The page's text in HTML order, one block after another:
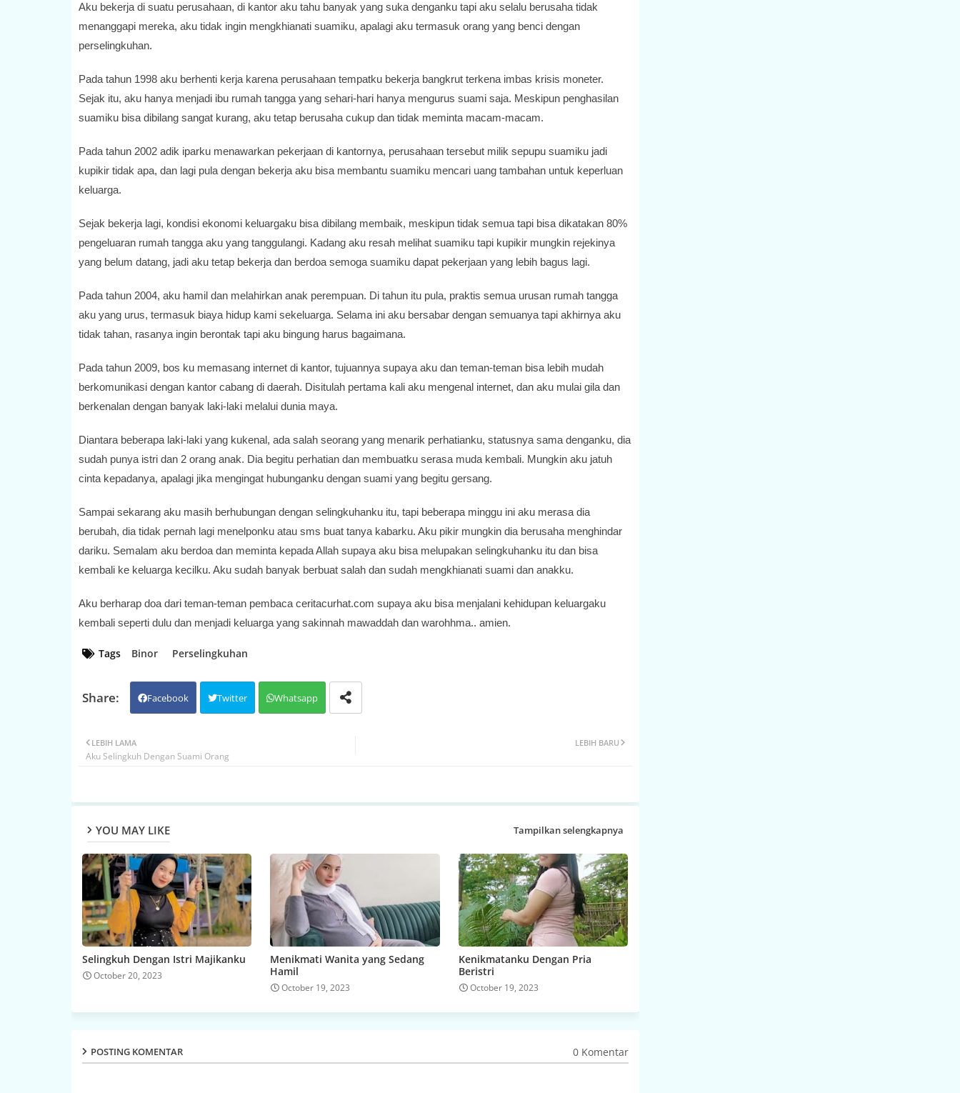
Aku bekerja di suatu perusahaan, di kantor aku tahu banyak yang suka denganku tapi aku selalu berusaha tidak
menanggapi mereka, aku tidak ingin mengkhianati suamiku, apalagi aku termasuk orang yang benci dengan
perselingkuhan.
Pada tahun 1998 aku berhenti kerja karena perusahaan tempatku bekerja bangkrut terkena imbas krisis moneter.
Sejak itu, aku hanya menjadi ibu rumah tangga yang sehari-hari hanya mengurus suami saja. Meskipun penghasilan
suamiku bisa dibilang sangat kurang, aku tetap berusaha cukup dan tidak meminta macam-macam.
Pada tahun 2002 adik iparku menawarkan pekerjaan di kantornya, perusahaan tersebut milik sepupu suamiku jadi
kupikir tidak apa, dan lagi pula dengan bekerja aku bisa membantu suamiku mencari uang tambahan untuk keperluan
keluarga.
Sejak bekerja lagi, kondisi ekonomi keluargaku bisa dibilang membaik, meskipun tidak semua tapi bisa dikatakan 80%
pengeluaran rumah tangga aku yang tanggulangi. Kadang aku resah melihat suamiku tapi kupikir mungkin rejekinya
yang belum datang, jadi aku tetap bekerja dan berdoa semoga suamiku dapat pekerjaan yang lebih bagus lagi.
Pada tahun 2004, aku hamil dan melahirkan anak perempuan. Di tahun itu pula, praktis semua urusan rumah tangga
aku yang urus, termasuk biaya hidup kami sekeluarga. Selama ini aku bersabar dengan semuanya tapi akhirnya aku
tidak tahan, rasanya ingin berontak tapi aku bingung harus bagaimana.
Pada tahun 2009, bos ku memasang internet di kantor, tujuannya supaya aku dan teman-teman bisa lebih mudah
berkomunikasi dengan kantor cabang di daerah. Disitulah pertama kali aku mengenal internet, dan aku mulai gila dan
berkenalan dengan banyak laki-laki melalui dunia maya.
Diantara beberapa laki-laki yang kukenal, ada salah seorang yang menarik perhatianku, statusnya sama denganku, dia
sudah punya istri dan 2 orang anak. Dia begitu perhatian dan membuatku serasa muda kembali. Mungkin aku jatuh
cinta kepadanya, apalagi jika mengingat hubunganku dengan suami yang begitu gersang.
Sampai sekarang aku masih berhubungan dengan selingkuhanku itu, tapi beberapa minggu ini aku merasa dia
berubah, dia tidak pernah lagi menelponku atau sms buat tanya kabarku. Aku pikir mungkin dia berusaha menghindar
dariku. Semalam aku berdoa dan meminta kepada Allah supaya aku bisa melupakan selingkuhanku itu dan bisa
kembali ke keluarga kecilku. Aku sudah banyak berbuat salah dan sudah mengkhianati suami dan anakku.
Aku berharap doa dari teman-teman pembaca ceritacurhat.com supaya aku bisa menjalani kehidupan keluargaku
kembali seperti dulu dan menjadi keluarga yang sakinnah mawaddah dan warohhma.. amien.
Tags Binor Perselingkuhan
Facebook Twitter Whatsapp
LEBIH BARU
LEBIH LAMA
Aku Selingkuh Dengan Suami Orang
YOU MAY LIKE Tampilkan selengkapnya
Selingkuh Dengan Istri Majikanku
October 20, 2023
Menikmati Wanita yang Sedang
Hamil
October 19, 2023
Kenikmatanku Dengan Pria
Beristri
October 19, 2023
POSTING KOMENTAR 0 Komentar